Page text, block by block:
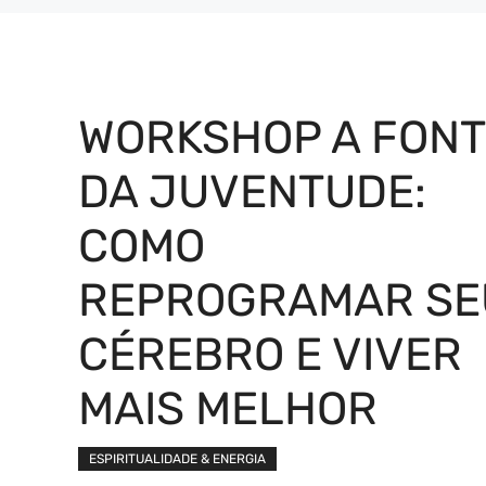
WORKSHOP A
DA JUVENTUDE:
COMO
REPROGRAMAR
CÉREBRO E VIVER
MAIS MELHOR
ESPIRITUALIDADE & ENERGIA